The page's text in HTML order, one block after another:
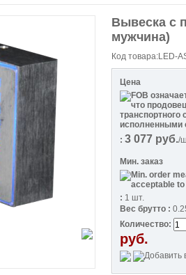
Вывеска с
мужчина)
Код товара:LED-
Цена
: 3 077 руб./
Мин. заказ
: 1 шт.
Вес брутто :
Количество:
руб.